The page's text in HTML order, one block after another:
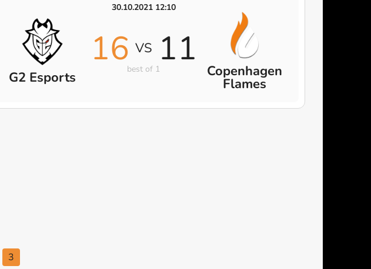
30.10.2021 12:10
G2 Esports
16 VS 11
best of 1 Copenhagen
Flames
3